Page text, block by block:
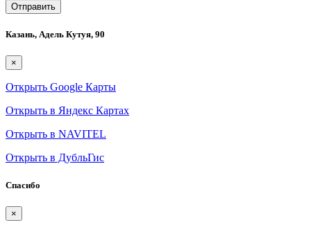
Казань, Адель Кутуя, 90
×
Открыть Google Карты
Открыть в Яндекс Картах
Открыть в NAVITEL
Открыть в ДубльГис
Спасибо
×